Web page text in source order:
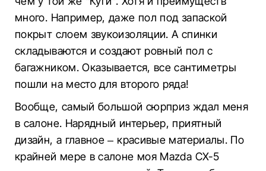
много. Например, даже пол под запаской
покрыт слоем звукоизоляции. А спинки
складываются и создают ровный пол с
багажником. Оказывается, все сантиметры
пошли на место для второго ряда!
Вообще, самый большой сюрприз ждал меня
в салоне. Нарядный интерьер, приятный
дизайн, а главное – красивые материалы. По
крайней мере в салоне моя Mazda СХ-5